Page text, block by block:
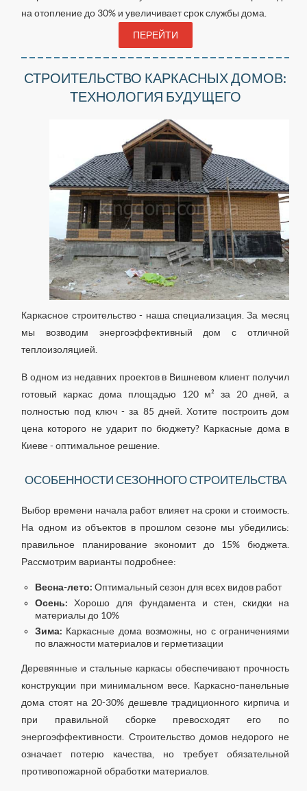
на отопление до 30% и увеличивает срок службы дома.
ПЕРЕЙТИ
СТРОИТЕЛЬСТВО КАРКАСНЫХ ДОМОВ:
ТЕХНОЛОГИЯ БУДУЩЕГО
Каркасное строительство - наша специализация. За месяц
мы возводим энергоэффективный дом с отличной
теплоизоляцией.
В одном из недавних проектов в Вишневом клиент получил
готовый каркас дома площадью 120 м² за 20 дней, а
полностью под ключ - за 85 дней. Хотите построить дом
цена которого не ударит по бюджету? Каркасные дома в
Киеве - оптимальное решение.
ОСОБЕННОСТИ СЕЗОННОГО СТРОИТЕЛЬСТВА
Выбор времени начала работ влияет на сроки и стоимость.
На одном из объектов в прошлом сезоне мы убедились:
правильное планирование экономит до 15% бюджета.
Рассмотрим варианты подробнее:
Весна-лето: Оптимальный сезон для всех видов работ
Осень: Хорошо для фундамента и стен, скидки на
материалы до 10%
Зима: Каркасные дома возможны, но с ограничениями
по влажности материалов и герметизации
Деревянные и стальные каркасы обеспечивают прочность
конструкции при минимальном весе. Каркасно-панельные
дома стоят на 20-30% дешевле традиционного кирпича и
при правильной сборке превосходят его по
энергоэффективности. Строительство домов недорого не
означает потерю качества, но требует обязательной
противопожарной обработки материалов.